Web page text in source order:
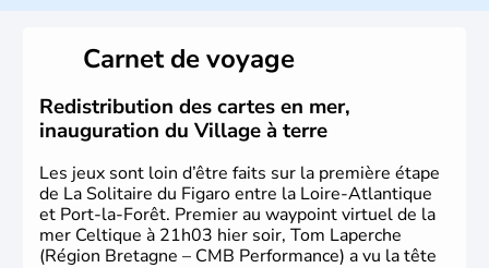
remonte au 24 août 1991. Sébastopol, Karkhov et
Odessa sont les principales villes d'Ukraine.
Carnet de voyage
Redistribution des cartes en mer,
inauguration du Village à terre
Les jeux sont loin d’être faits sur la première étape
de La Solitaire du Figaro entre la Loire-Atlantique
et Port-la-Forêt. Premier au waypoint virtuel de la
mer Celtique à 21h03 hier soir, Tom Laperche
(Région Bretagne – CMB Performance) a vu la tête